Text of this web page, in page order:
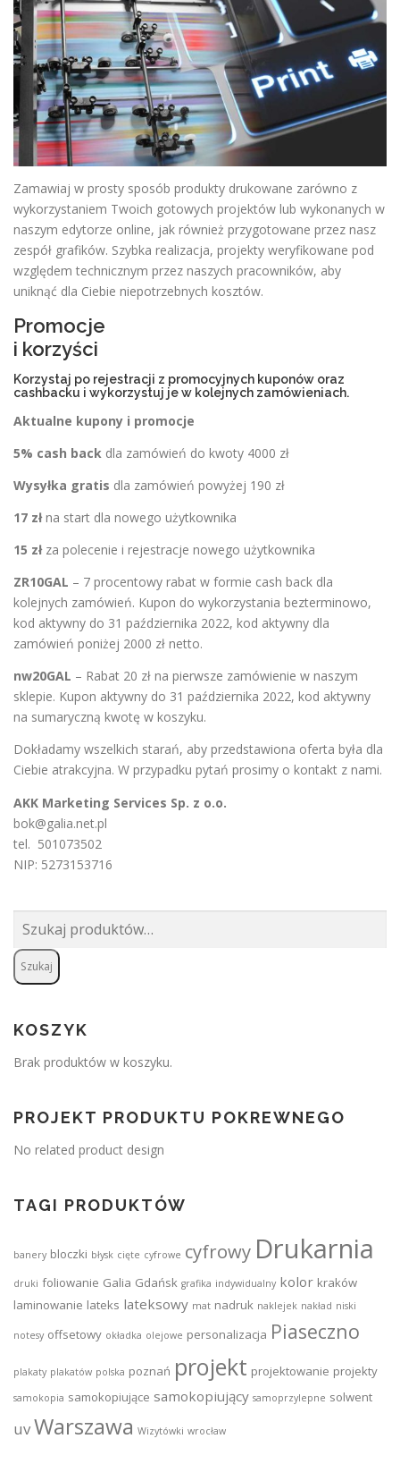
Zamawiaj w prosty sposób produkty drukowane zarówno z
wykorzystaniem Twoich gotowych projektów lub wykonanych w
naszym edytorze online, jak również przygotowane przez nasz
zespół grafików. Szybka realizacja, projekty weryfikowane pod
względem technicznym przez naszych pracowników, aby
uniknąć dla Ciebie niepotrzebnych kosztów.
Promocje
i korzyści
Korzystaj po rejestracji z promocyjnych kuponów oraz
cashbacku i wykorzystuj je w kolejnych zamówieniach.
Aktualne kupony i promocje
5% cash back dla zamówień do kwoty 4000 zł
Wysyłka gratis dla zamówień powyżej 190 zł
17 złna start dla nowego użytkownika
15 złza polecenie i rejestracje nowego użytkownika
ZR10GAL – 7 procentowy rabat w formie cash back dla
kolejnych zamówień. Kupon do wykorzystania bezterminowo,
kod aktywny do 31 października 2022, kod aktywny dla
zamówień poniżej 2000 zł netto.
nw20GAL – Rabat 20 zł na pierwsze zamówienie w naszym
sklepie. Kupon aktywny do 31 października 2022, kod aktywny
na sumaryczną kwotę w koszyku.
Dokładamy wszelkich starań, aby przedstawiona oferta była dla
Ciebie atrakcyjna. W przypadku pytań prosimy o kontakt z nami.
AKK Marketing Services Sp. z o.o.
bok@galia.net.pl
tel. 501073502
NIP: 5273153716
Szukaj
KOSZYK
Brak produktów w koszyku.
PROJEKT PRODUKTU POKREWNEGO
No related product design
TAGI PRODUKTÓW
banery bloczki błysk cięte cyfrowe cyfrowy Drukarnia
druki foliowanie Galia Gdańsk grafika indywidualny kolor kraków
laminowanie lateks lateksowy mat nadruk naklejek nakład niski
notesy offsetowy okładka olejowe personalizacja Piaseczno
plakaty plakatów polska poznań projekt projektowanie projekty
samokopia samokopiujące samokopiujący samoprzylepne solwent
uvWarszawa Wizytówki wrocław